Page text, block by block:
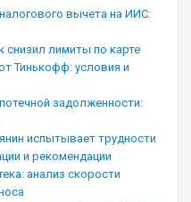
вычета на ИИС:
снизил лимиты по карте
Тинькофф: условия и
задолженности:
испытывает трудности
и рекомендации
анализ скорости